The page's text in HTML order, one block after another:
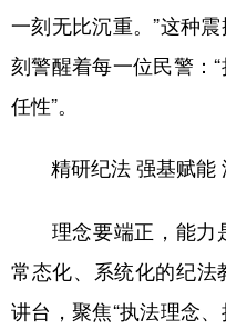
一刻无比沉重。”这种
刻警醒着每一位民警：
任性”。
精研纪法 强基赋能
理念要端正，能力
常态化、系统化的纪
讲台，聚焦“执法理念